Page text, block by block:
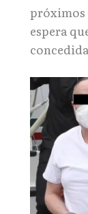
próximos
espera